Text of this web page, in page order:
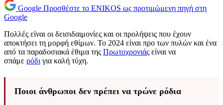
Google Προσθέστε το ENIKOS ως προτιμώμενη πηγή στη
Google
Πολλές είναι οι δεισιδαιμονίες και οι προλήψεις που έχουν
αποκτήσει τη μορφή εθίμων. Το 2024 είναι προ των πυλών και ένα
από τα παραδοσιακά έθιμα της Πρωτοχρονιάς είναι να
σπάμε ρόδι για καλή τύχη.
Ποιοι άνθρωποι δεν πρέπει να τρώνε ρόδια